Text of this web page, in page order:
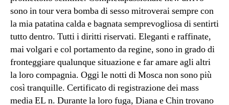
sono in tour vera bomba di sesso mitroverai sempre con
la mia patatina calda e bagnata semprevogliosa di sentirti
tutto dentro. Tutti i diritti riservati. Eleganti e raffinate,
mai volgari e col portamento da regine, sono in grado di
fronteggiare qualunque situazione e far amare agli altri
la loro compagnia. Oggi le notti di Mosca non sono più
così tranquille. Certificato di registrazione dei mass
media EL n. Durante la loro fuga, Diana e Chin trovano